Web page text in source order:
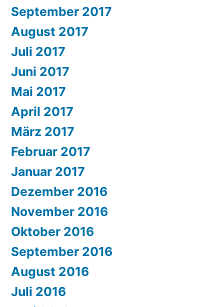
September 2017
August 2017
Juli 2017
Juni 2017
Mai 2017
April 2017
März 2017
Februar 2017
Januar 2017
Dezember 2016
November 2016
Oktober 2016
September 2016
August 2016
Juli 2016